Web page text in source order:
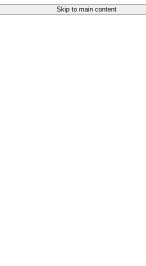
Skip to main content